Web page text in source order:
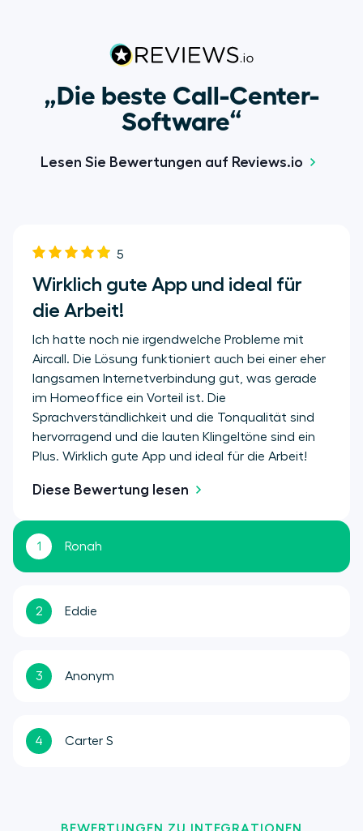
„Die beste Call-Center-
Software“
Lesen Sie Bewertungen auf Reviews.io
5
Wirklich gute App und ideal für
die Arbeit!
Ich hatte noch nie irgendwelche Probleme mit
Aircall. Die Lösung funktioniert auch bei einer eher
langsamen Internetverbindung gut, was gerade
im Homeoffice ein Vorteil ist. Die
Sprachverständlichkeit und die Tonqualität sind
hervorragend und die lauten Klingeltöne sind ein
Plus. Wirklich gute App und ideal für die Arbeit!
Diese Bewertung lesen
1 Ronah
2 Eddie
3 Anonym
4 Carter S
BEWERTUNGEN ZU INTEGRATIONEN